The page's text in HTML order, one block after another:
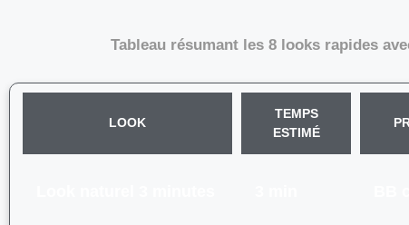
Tableau résumant les 8 looks rapides
LOOK
TEMPS
ESTIMÉ